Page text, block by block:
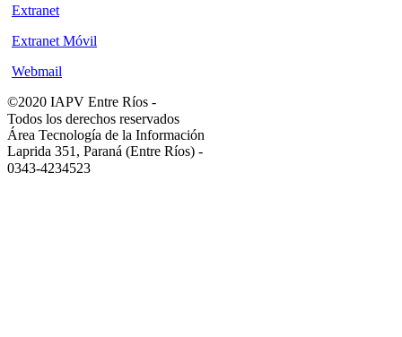
Extranet
Extranet Móvil
Webmail
©2020 IAPV Entre Ríos -
Todos los derechos reservados
Área Tecnología de la Información
Laprida 351, Paraná (Entre Ríos) -
0343-4234523